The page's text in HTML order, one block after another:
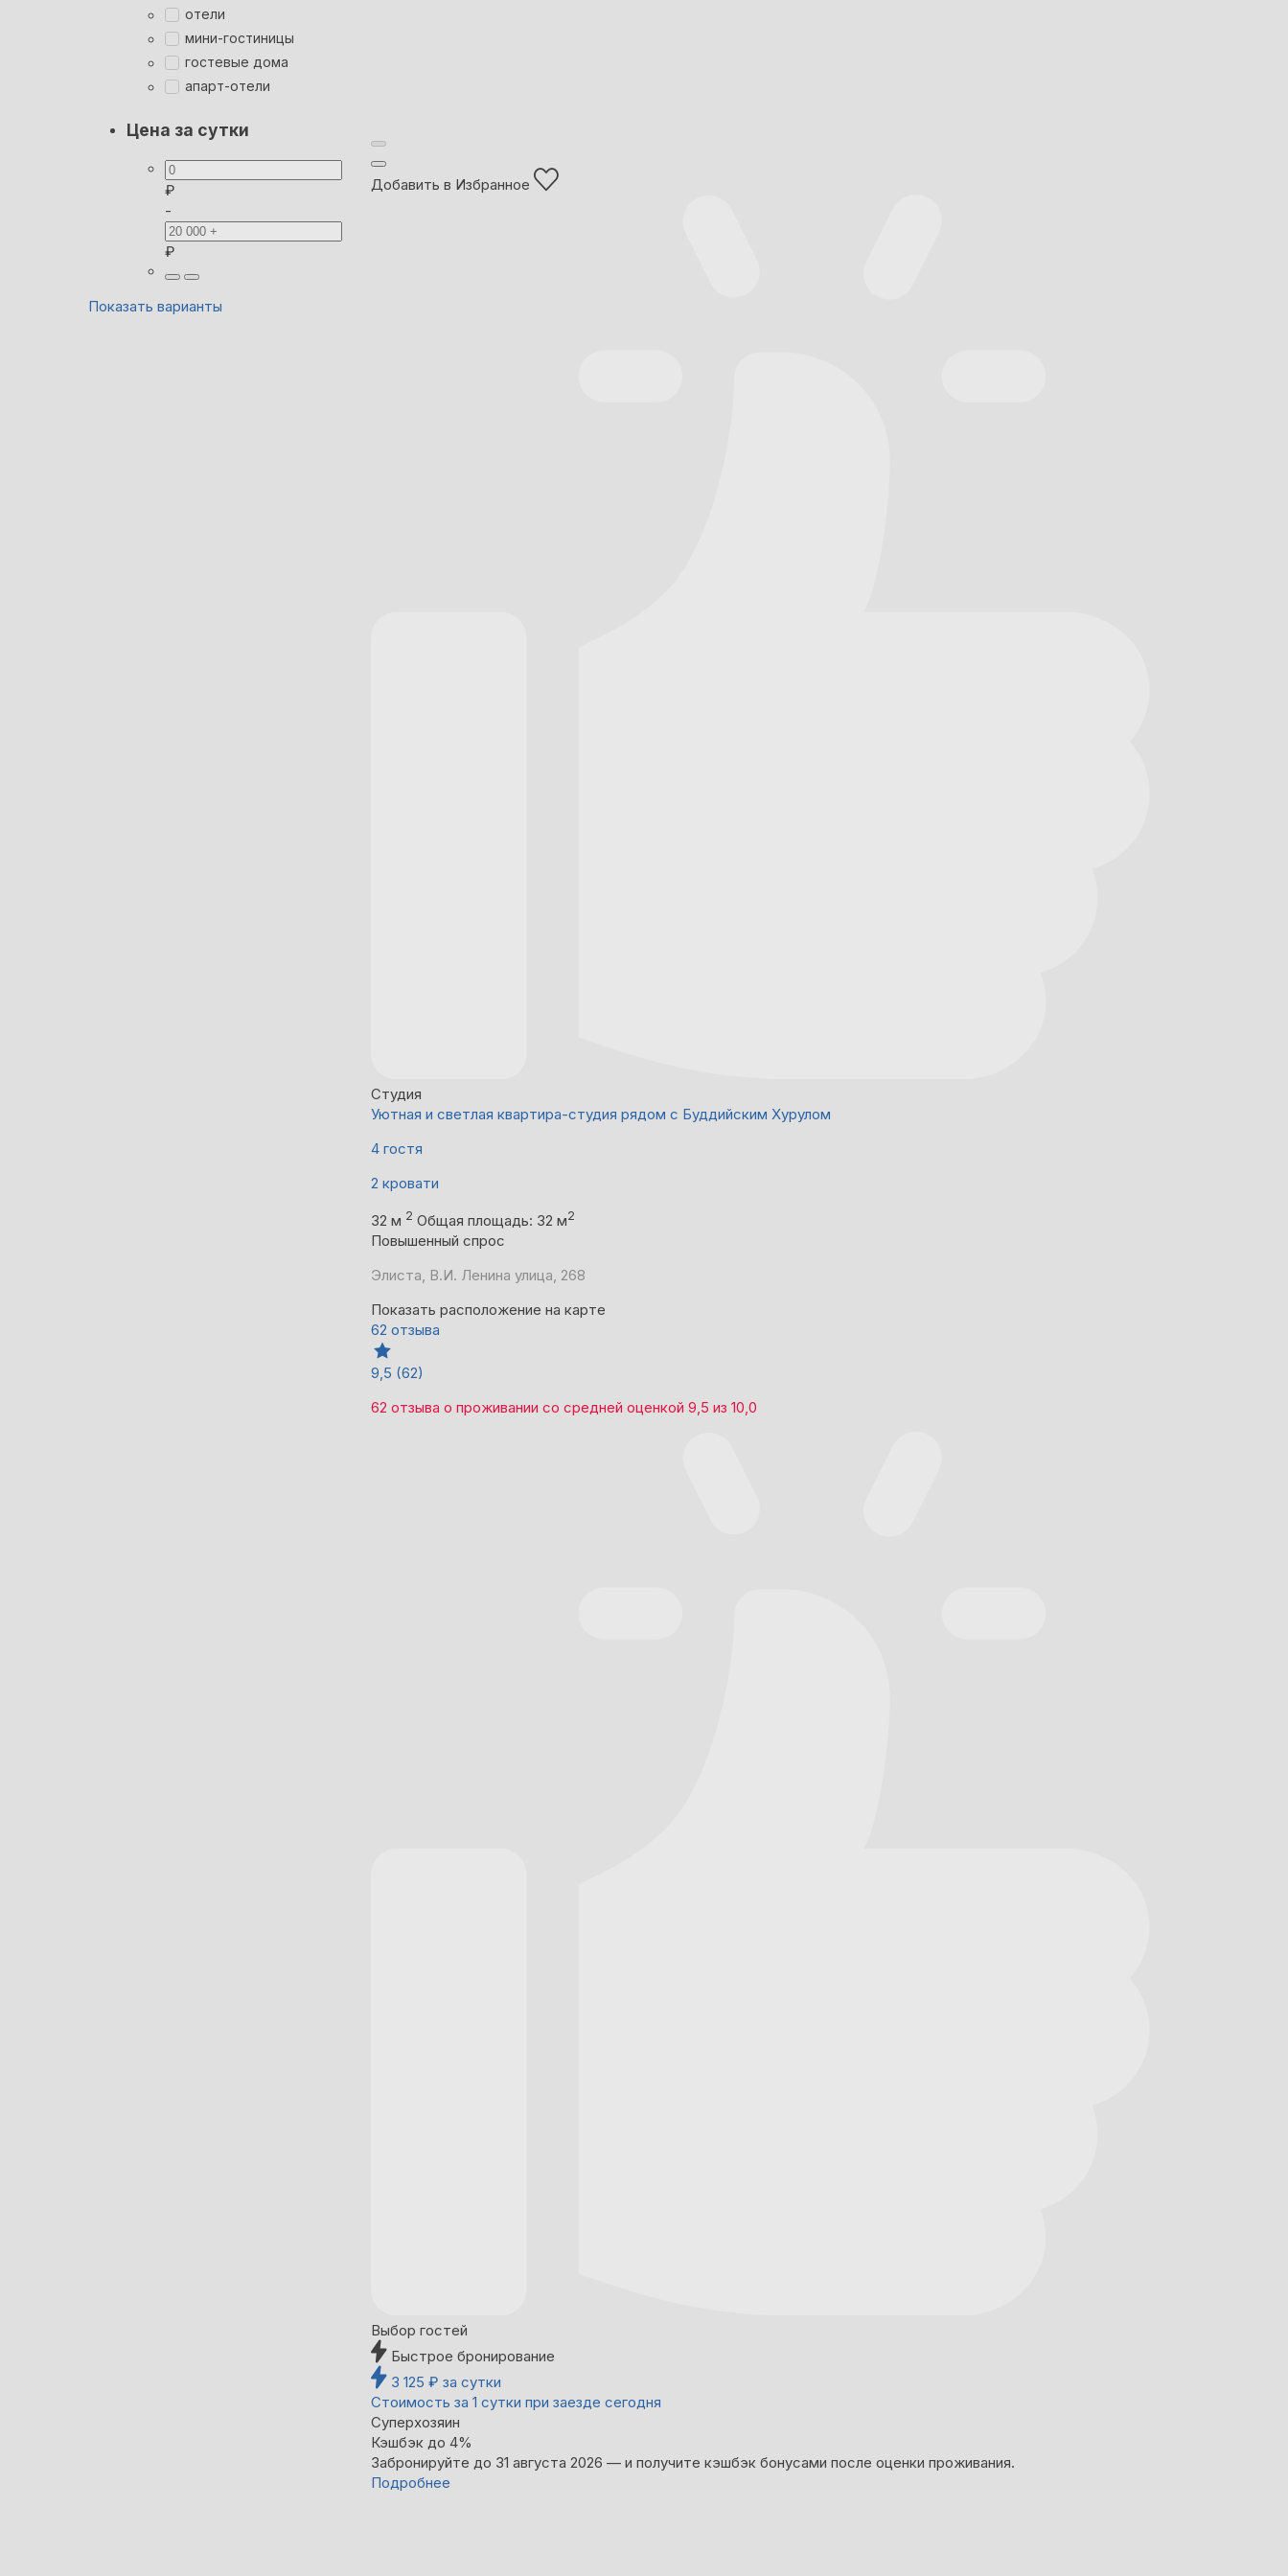
отели
мини-гостиницы
гостевые дома
апарт-отели
Цена за сутки
₽
-
₽
Показать варианты
Добавить в Избранное
Студия
Уютная и светлая квартира-студия рядом с Буддийским Хурулом
4 гостя
2 кровати
32 м 2 Общая площадь: 32 м2
Повышенный спрос
Элиста, В.И. Ленина улица, 268
Показать расположение на карте
62 отзыва
9,5 (62)
62 отзыва о проживании со средней оценкой 9,5 из 10,0
Выбор гостей
Быстрое бронирование
3 125 ₽ за сутки
Стоимость за 1 сутки при заезде сегодня
Суперхозяин
Кэшбэк до 4%
Забронируйте до 31 августа 2026 — и получите кэшбэк бонусами после оценки проживания.
Подробнее